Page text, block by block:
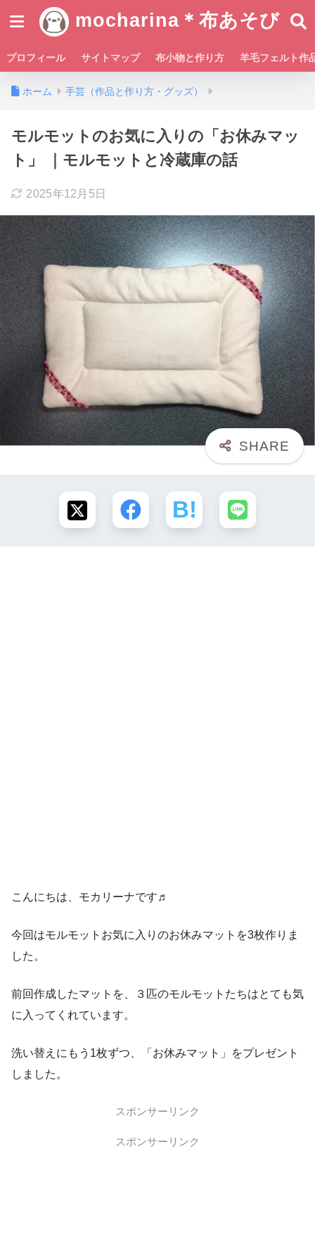
mocharina＊布あそび
プロフィール サイトマップ 布小物と作り方 羊毛フェルト作
ホーム 手芸（作品と作り方・グッズ）
モルモットのお気に入りの「お休みマッ
ト」 ｜モルモットと冷蔵庫の話
2025年12月5日
こんにちは、モカリーナです♬
今回はモルモットお気に入りのお休みマットを3枚作りま
した。
前回作成したマットを、３匹のモルモットたちはとても気
に入ってくれています。
洗い替えにもう1枚ずつ、「お休みマット」をプレゼント
しました。
スポンサーリンク
スポンサーリンク